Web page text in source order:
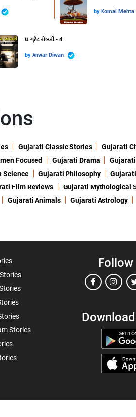
by Komal Mehta
ધ ગ્રેટ રોબરી - 4
by Anwar Diwan
Gujarati Classic Stories
Gujarati
Focused Gujarati Drama
Science Gujarati Philosophy
Film Reviews
Gujarati Mythological
Gujarati Animals Gujarati Astrology
Stories
Follow